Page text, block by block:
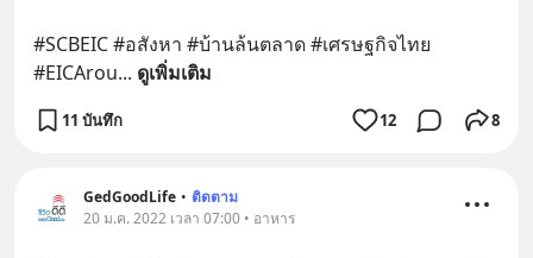
#SCBEIC #อสังหา #บ้านล้นตลาด #เศรษฐกิจไทย
#EICArou... ดูเพิ่มเติม
11 บันทึก 12 8
GedGoodLife • ติดตาม
20 ม.ค. 2022 เวลา 07:00 • อาหาร